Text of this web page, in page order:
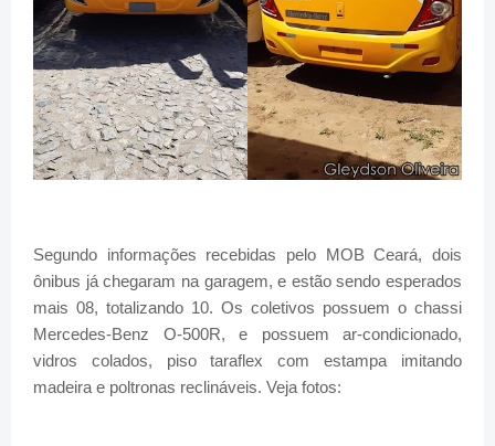
Segundo informações recebidas pelo MOB Ceará, dois
ônibus já chegaram na garagem, e estão sendo esperados
mais 08, totalizando 10. Os coletivos possuem o chassi
Mercedes-Benz O-500R, e possuem ar-condicionado,
vidros colados, piso taraflex com estampa imitando
madeira e poltronas reclináveis. Veja fotos: